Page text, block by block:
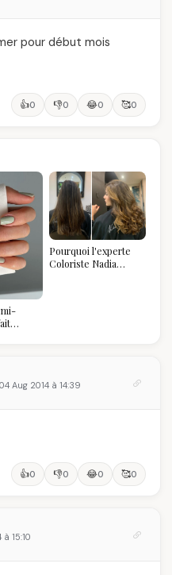
pour début mois
👍0 👎0 😂0 🥰0
Pourquoi l'experte
Coloriste Nadia
Aug 2014 à 14:39
👍0 👎0 😂0 🥰0
à 15:10